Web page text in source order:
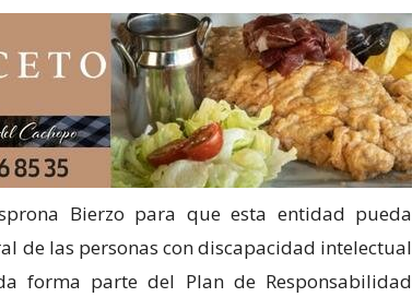
Bierzo para que esta entidad pueda
de las personas con discapacidad intelectual
forma parte del Plan de Responsabilidad